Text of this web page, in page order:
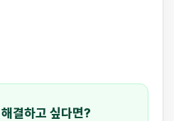
결하고 싶다면?